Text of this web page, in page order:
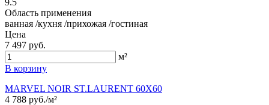
Область применения
ванная /кухня /прихожая /гостиная
Цена
7 497 руб.
м²
В корзину
MARVEL NOIR ST.LAURENT 60X60
4 788 руб./м²